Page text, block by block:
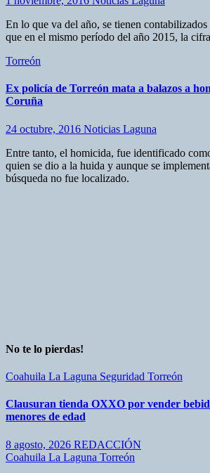
En lo que va del año, se tienen
que en el mismo período del año 2015, la
Torreón
Ex policía de Torreón mata a balazos a
Coruña
24 octubre, 2016 Noticias Laguna
Entre tanto, el homicida, fue identificado
quien se dio a la huida y aunque se
búsqueda no fue localizado.
No te lo pierdas!
Coahuila La Laguna Seguridad Torreón
Clausuran tienda OXXO por vender
menores de edad
8 agosto, 2026 REDACCIÓN
Coahuila La Laguna Torreón